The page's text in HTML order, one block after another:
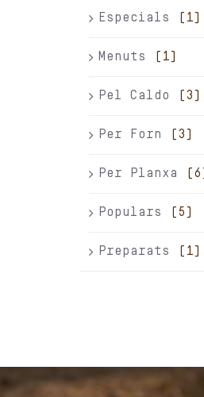
Especials (1)
Menuts (1)
Pel Caldo (3)
Per Forn (3)
Per Planxa (6)
Populars (5)
Preparats (1)